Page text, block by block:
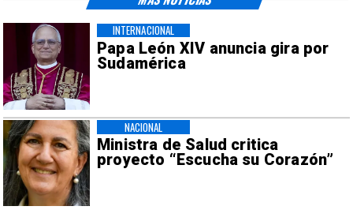
Papa León XIV anuncia gira por
Sudamérica
INTERNACIONAL
Ministra de Salud critica
proyecto “Escucha su Corazón”
NACIONAL